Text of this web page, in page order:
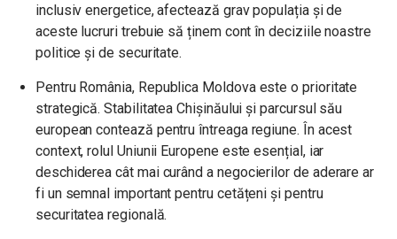
inclusiv energetice, afectează grav populația și de
aceste lucruri trebuie să ținem cont în deciziile noastre
politice și de securitate.
Pentru România, Republica Moldova este o prioritate
strategică. Stabilitatea Chișinăului și parcursul său
european contează pentru întreaga regiune. În acest
context, rolul Uniunii Europene este esențial, iar
deschiderea cât mai curând a negocierilor de aderare ar
fi un semnal important pentru cetățeni și pentru
securitatea regională.